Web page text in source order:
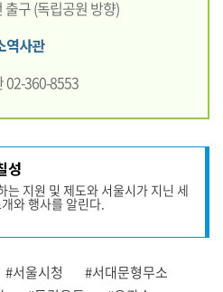
구 (독립공원 방향)
역사관
02-360-8553
성
는 지원 및 제도와 서울시가 지닌 세
와 행사를 알린다.
#서울시청
#서대문형무소